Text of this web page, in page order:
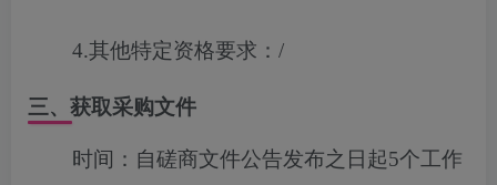
4.其他特定资格要求 ： /
三、获取采购文件
时间： 自磋商文件公告发布之日起5个工作